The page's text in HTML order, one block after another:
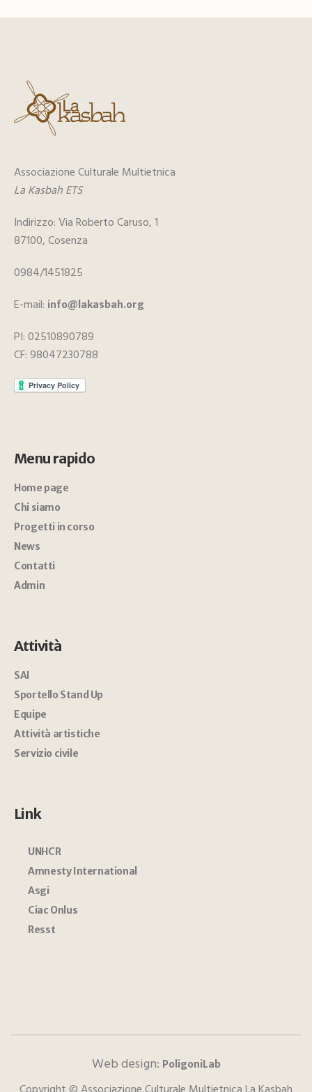
Associazione Culturale Multietnica
La Kasbah ETS
Indirizzo: Via Roberto Caruso, 1
87100, Cosenza
0984/1451825
E-mail: info@lakasbah.org
PI: 02510890789
CF: 98047230788
Menu rapido
Home page
Chi siamo
Progetti in corso
News
Contatti
Admin
Attività
SAI
Sportello Stand Up
Equipe
Attività artistiche
Servizio civile
Link
UNHCR
Amnesty International
Asgi
Ciac Onlus
Resst
Web design: PoligoniLab